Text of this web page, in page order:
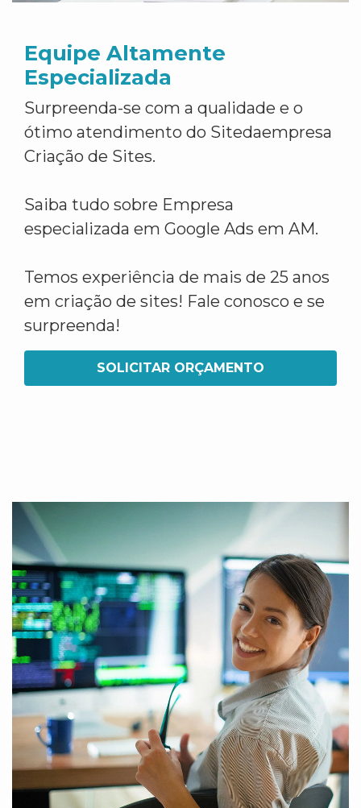
Equipe Altamente
Especializada
Surpreenda-se com a qualidade e o
ótimo atendimento do Sitedaempresa
Criação de Sites.
Saiba tudo sobre Empresa
especializada em Google Ads em AM.
Temos experiência de mais de 25 anos
em criação de sites! Fale conosco e se
surpreenda!
SOLICITAR ORÇAMENTO